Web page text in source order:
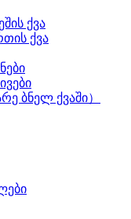
ქვა
ქვა
ბნელ ქვაში）